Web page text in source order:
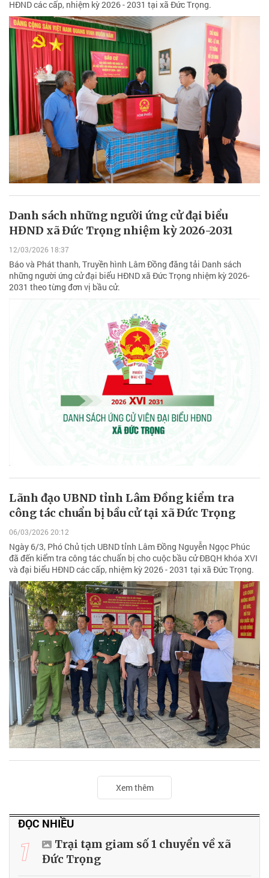
HĐND các cấp, nhiệm kỳ 2026 - 2031 tại xã Đức Trọng.
Danh sách những người ứng cử đại biểu
HĐND xã Đức Trọng nhiệm kỳ 2026-2031
12/03/2026 18:37
Báo và Phát thanh, Truyền hình Lâm Đồng đăng tải Danh sách
những người ứng cử đại biểu HĐND xã Đức Trọng nhiệm kỳ 2026-
2031 theo từng đơn vị bầu cử.
Lãnh đạo UBND tỉnh Lâm Đồng kiểm tra
công tác chuẩn bị bầu cử tại xã Đức Trọng
06/03/2026 20:12
Ngày 6/3, Phó Chủ tịch UBND tỉnh Lâm Đồng Nguyễn Ngọc Phúc
đã đến kiểm tra công tác chuẩn bị cho cuộc bầu cử ĐBQH khóa XVI
và đại biểu HĐND các cấp, nhiệm kỳ 2026 - 2031 tại xã Đức Trọng.
Xem thêm
ĐỌC NHIỀU
1
Trại tạm giam số 1 chuyển về xã
Đức Trọng